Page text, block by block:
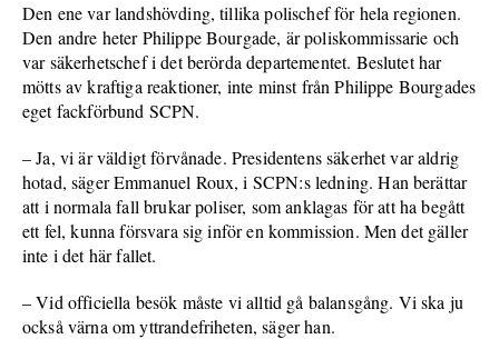
Den ene var landshövding, tillika polischef för hela regionen.
Den andre heter Philippe Bourgade, är poliskommissarie och
var säkerhetschef i det berörda departementet. Beslutet har
mötts av kraftiga reaktioner, inte minst från Philippe Bourgades
eget fackförbund SCPN.
– Ja, vi är väldigt förvånade. Presidentens säkerhet var aldrig
hotad, säger Emmanuel Roux, i SCPN:s ledning. Han berättar
att i normala fall brukar poliser, som anklagas för att ha begått
ett fel, kunna försvara sig inför en kommission. Men det gäller
inte i det här fallet.
– Vid officiella besök måste vi alltid gå balansgång. Vi ska ju
också värna om yttrandefriheten, säger han.